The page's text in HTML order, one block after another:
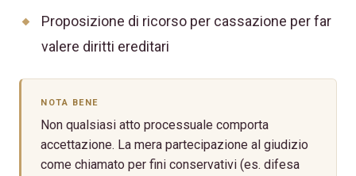
Proposizione di ricorso per cassazione per far
valere diritti ereditari
NOTA BENE
Non qualsiasi atto processuale comporta
accettazione. La mera partecipazione al giudizio
come chiamato per fini conservativi (es. difesa